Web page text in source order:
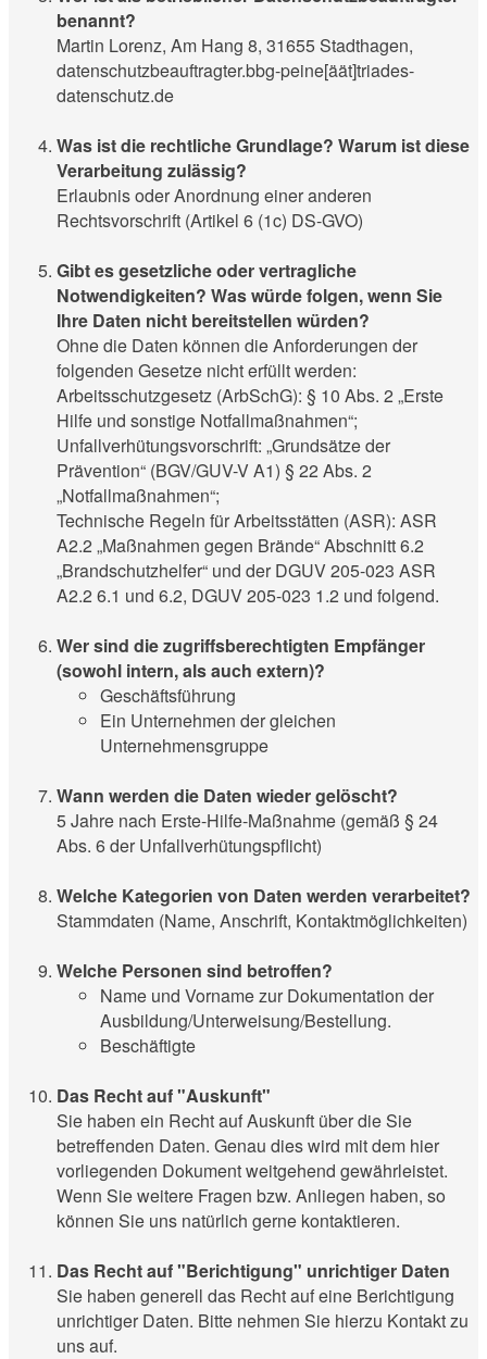
benannt?
Martin Lorenz, Am Hang 8, 31655 Stadthagen,
datenschutzbeauftragter.bbg-peine[äät]triades-
datenschutz.de
Was ist die rechtliche Grundlage? Warum ist diese
Verarbeitung zulässig?
Erlaubnis oder Anordnung einer anderen
Rechtsvorschrift (Artikel 6 (1c) DS-GVO)
Gibt es gesetzliche oder vertragliche
Notwendigkeiten? Was würde folgen, wenn Sie
Ihre Daten nicht bereitstellen würden?
Ohne die Daten können die Anforderungen der
folgenden Gesetze nicht erfüllt werden:
Arbeitsschutzgesetz (ArbSchG): § 10 Abs. 2 „Erste
Hilfe und sonstige Notfallmaßnahmen“;
Unfallverhütungsvorschrift: „Grundsätze der
Prävention“ (BGV/GUV-V A1) § 22 Abs. 2
„Notfallmaßnahmen“;
Technische Regeln für Arbeitsstätten (ASR): ASR
A2.2 „Maßnahmen gegen Brände“ Abschnitt 6.2
„Brandschutzhelfer“ und der DGUV 205-023 ASR
A2.2 6.1 und 6.2, DGUV 205-023 1.2 und folgend.
Wer sind die zugriffsberechtigten Empfänger
(sowohl intern, als auch extern)?
Geschäftsführung
Ein Unternehmen der gleichen
Unternehmensgruppe
Wann werden die Daten wieder gelöscht?
5 Jahre nach Erste-Hilfe-Maßnahme (gemäß § 24
Abs. 6 der Unfallverhütungspflicht)
Welche Kategorien von Daten werden verarbeitet?
Stammdaten (Name, Anschrift, Kontaktmöglichkeiten)
Welche Personen sind betroffen?
Name und Vorname zur Dokumentation der
Ausbildung/Unterweisung/Bestellung.
Beschäftigte
Das Recht auf "Auskunft"
Sie haben ein Recht auf Auskunft über die Sie
betreffenden Daten. Genau dies wird mit dem hier
vorliegenden Dokument weitgehend gewährleistet.
Wenn Sie weitere Fragen bzw. Anliegen haben, so
können Sie uns natürlich gerne kontaktieren.
Das Recht auf "Berichtigung" unrichtiger Daten
Sie haben generell das Recht auf eine Berichtigung
unrichtiger Daten. Bitte nehmen Sie hierzu Kontakt zu
uns auf.